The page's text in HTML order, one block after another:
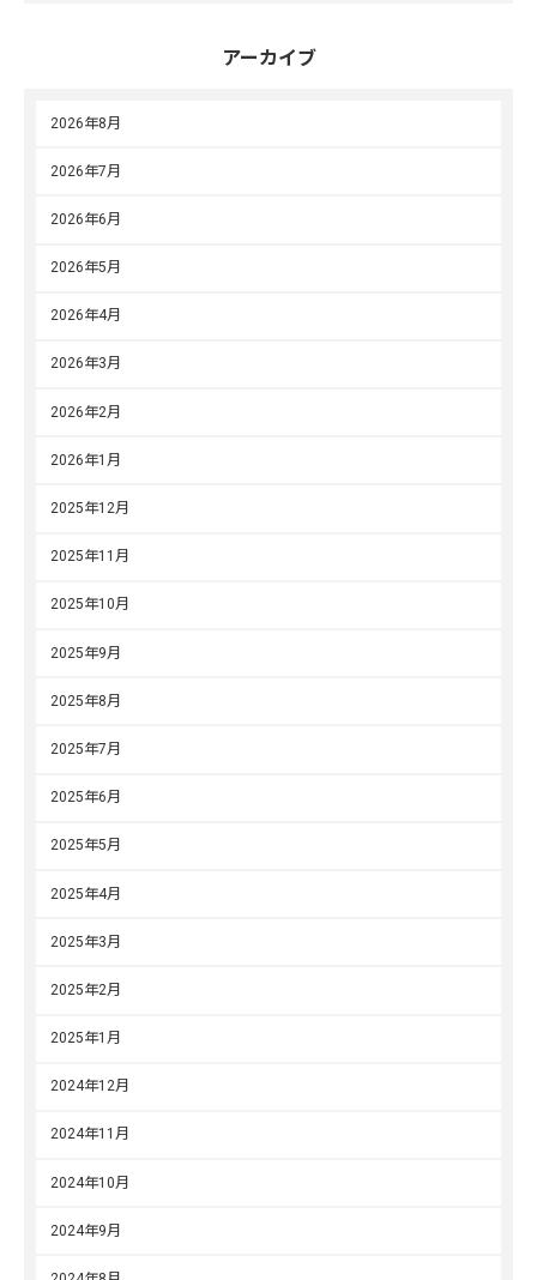
アーカイブ
2026年8月
2026年7月
2026年6月
2026年5月
2026年4月
2026年3月
2026年2月
2026年1月
2025年12月
2025年11月
2025年10月
2025年9月
2025年8月
2025年7月
2025年6月
2025年5月
2025年4月
2025年3月
2025年2月
2025年1月
2024年12月
2024年11月
2024年10月
2024年9月